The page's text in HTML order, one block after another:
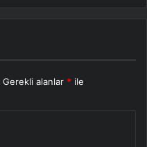
Gerekli alanlar * ile